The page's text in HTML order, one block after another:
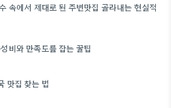
속에서 제대로 된 주변맛집 골라내는 현실적
비와 만족도를 잡는 꿀팁
맛집 찾는 법